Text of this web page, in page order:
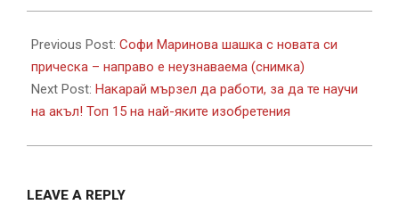
11-
01
Previous Post: Софи Маринова шашка с новата си
прическа – направо е неузнаваема (снимка)
Next Post: Накарай мързел да работи, за да те научи
на акъл! Топ 15 на най-яките изобретения
LEAVE A REPLY